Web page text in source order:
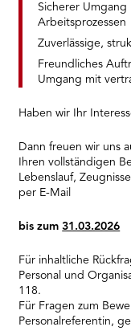
Sicherer
Arbeitsprozessen
Zuverlässige,
Freundliches
Umgang mit
Haben wir Ihr
Dann freuen wir uns
Ihren vollständigen
Lebenslauf,
per E-Mail
bis zum31.03.2026
Für inhaltliche
Personal und
118.
Für Fragen zum
Personalreferentin,